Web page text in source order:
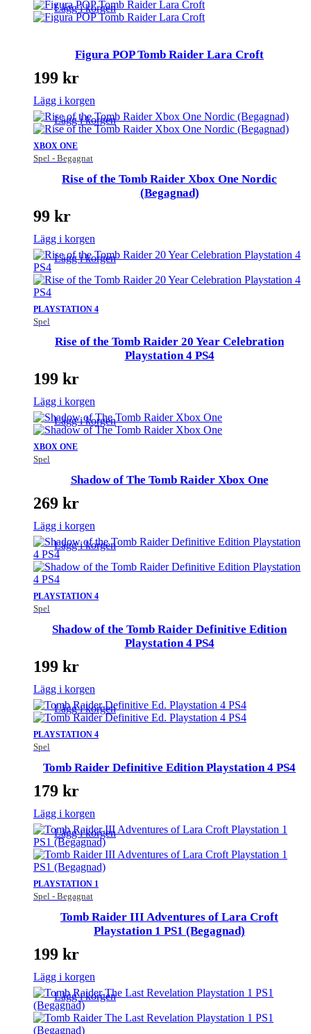
Lägg i korgen
Figura POP Tomb Raider Lara Croft
199 kr
Lägg i korgen
XBOX ONE
Spel - Begagnat
Lägg i korgen
Rise of the Tomb Raider Xbox One Nordic
(Begagnad)
99 kr
Lägg i korgen
PLAYSTATION 4
Spel
Lägg i korgen
Rise of the Tomb Raider 20 Year Celebration
Playstation 4 PS4
199 kr
Lägg i korgen
XBOX ONE
Spel
Lägg i korgen
Shadow of The Tomb Raider Xbox One
269 kr
Lägg i korgen
PLAYSTATION 4
Spel
Lägg i korgen
Shadow of the Tomb Raider Definitive Edition
Playstation 4 PS4
199 kr
Lägg i korgen
PLAYSTATION 4
Spel
Lägg i korgen
Tomb Raider Definitive Edition Playstation 4 PS4
179 kr
Lägg i korgen
PLAYSTATION 1
Spel - Begagnat
Lägg i korgen
Tomb Raider III Adventures of Lara Croft
Playstation 1 PS1 (Begagnad)
199 kr
Lägg i korgen
Lägg i korgen